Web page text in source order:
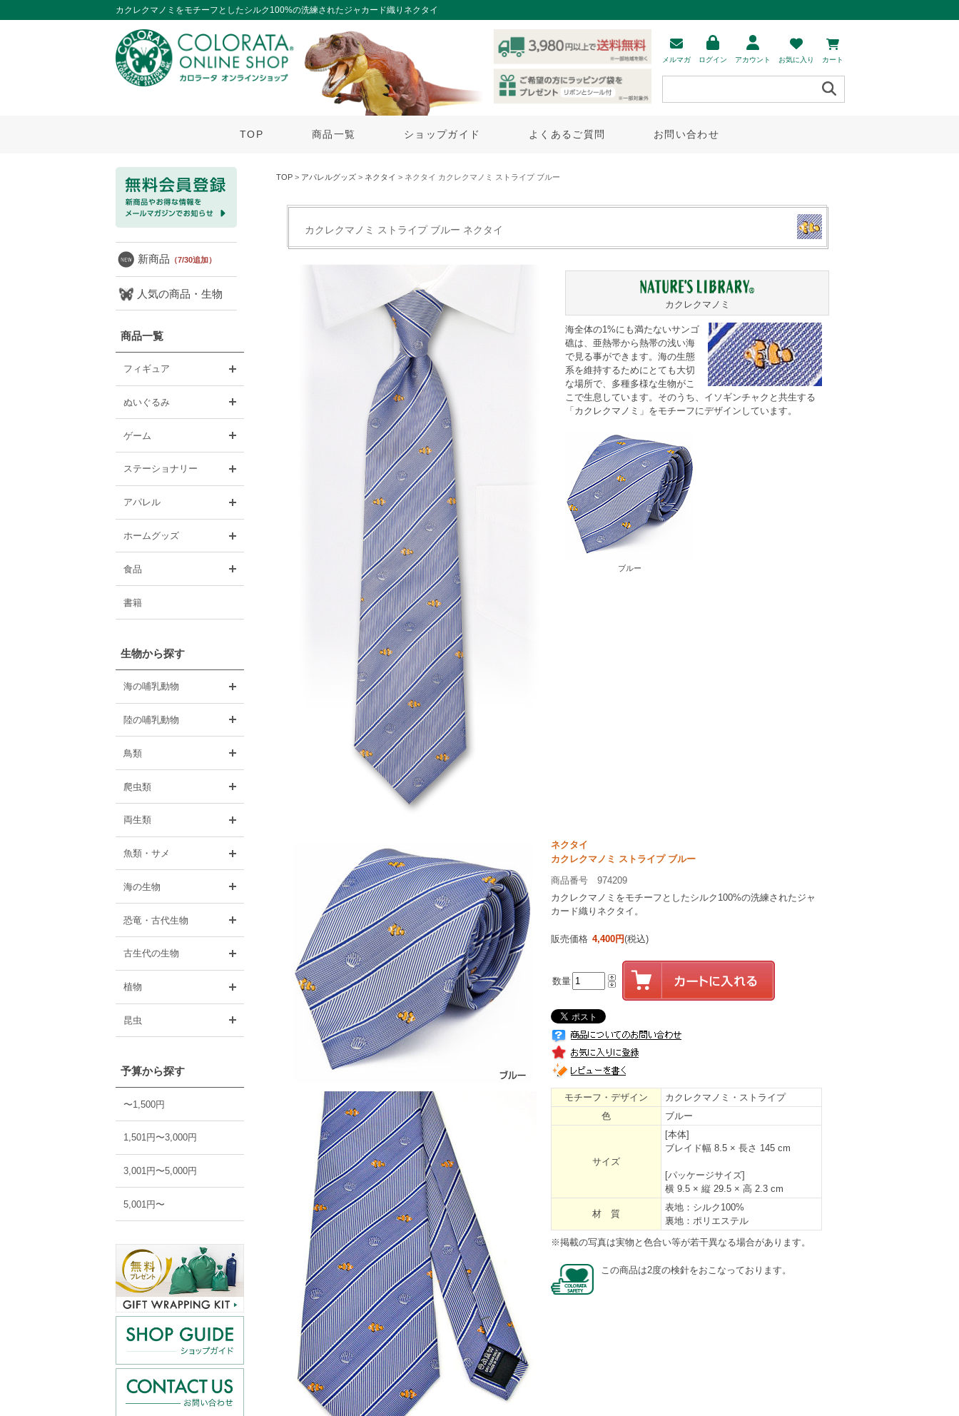
カクレクマノミをモチーフとしたシルク100%の洗練されたジャカード織りネクタイ
メルマガ ログイン アカウント お気に入り カート
TOP 商品一覧 ショップガイド よくあるご質問 お問い合わせ
新商品 （7/30追加）
人気の商品・生物
商品一覧
フィギュア
ぬいぐるみ
ゲーム
ステーショナリー
アパレル
ホームグッズ
食品
書籍
生物から探す
海の哺乳動物
陸の哺乳動物
鳥類
爬虫類
両生類
魚類・サメ
海の生物
恐竜・古代生物
古生代の生物
植物
昆虫
予算から探す
〜1,500円
1,501円〜3,000円
3,001円〜5,000円
5,001円〜
TOP > アパレルグッズ > ネクタイ > ネクタイ カクレクマノミ ストライプ ブルー
カクレクマノミ ストライプ ブルー ネクタイ
カクレクマノミ
海全体の1%にも満たないサンゴ
礁は、亜熱帯から熱帯の浅い海
で見る事ができます。海の生態
系を維持するためにとても大切
な場所で、多種多様な生物がこ
こで生息しています。そのうち、イソギンチャクと共生する
「 カクレクマノミ 」をモチーフにデザインしています。
ブルー
ネクタイ
カクレクマノミ ストライプ ブルー
商品番号 974209
カクレクマノミをモチーフとしたシルク100%の洗練されたジャ
カード織りネクタイ。
販売価格 4,400円(税込)
数量
モチーフ・デザイン
カクレクマノミ・ストライプ
色
ブルー
サイズ
[本体]
ブレイド幅 8.5 × 長さ 145 cm
[パッケージサイズ]
横 9.5 × 縦 29.5 × 高 2.3 cm
材 質
表地：シルク100%
裏地：ポリエステル
※掲載の写真は実物と色合い等が若干異なる場合があります。
この商品は2度の検針をおこなっております。